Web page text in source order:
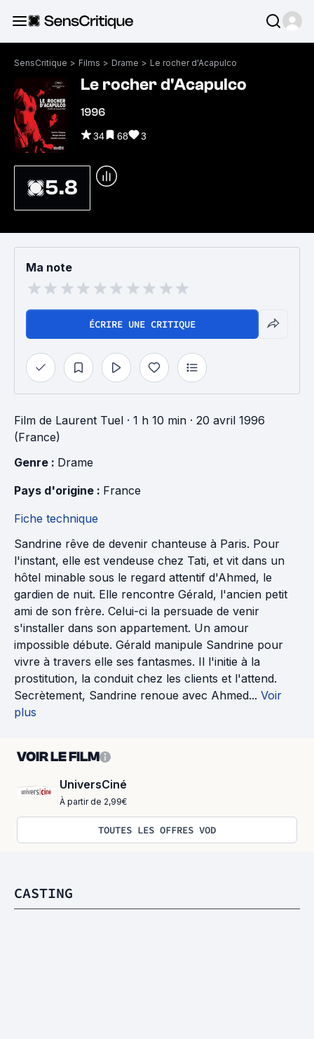
SensCritique > Films > Drame > Le rocher d'Acapulco
Le rocher d'Acapulco
1996
34 68 3
5.8
Ma note
ÉCRIRE UNE CRITIQUE
Film de Laurent Tuel · 1 h 10 min · 20 avril 1996
(France)
Genre : Drame
Pays d'origine : France
Fiche technique
Sandrine rêve de devenir chanteuse à Paris. Pour
l'instant, elle est vendeuse chez Tati, et vit dans un
hôtel minable sous le regard attentif d'Ahmed, le
gardien de nuit. Elle rencontre Gérald, l'ancien petit
ami de son frère. Celui-ci la persuade de venir
s'installer dans son appartement. Un amour
impossible débute. Gérald manipule Sandrine pour
vivre à travers elle ses fantasmes. Il l'initie à la
prostitution, la conduit chez les clients et l'attend.
Secrètement, Sandrine renoue avec Ahmed... Voir
plus
VOIR LE FILM
UniversCiné
À partir de 2,99€
TOUTES LES OFFRES VOD
CASTING